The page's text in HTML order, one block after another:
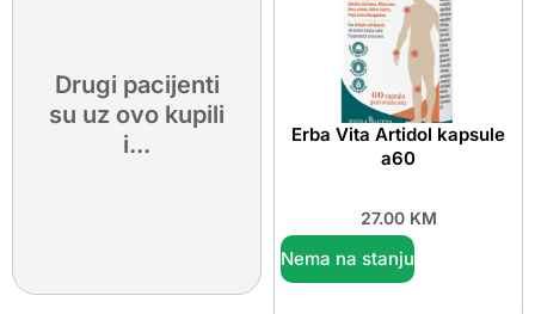
Drugi pacijenti
su uz ovo kupili
i...
Erba Vita Artidol kapsule
a60
27.00 KM
Nema na stanju